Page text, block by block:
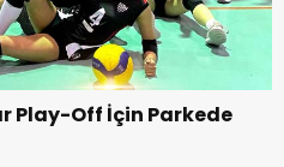
Play-Off İçin Parkede